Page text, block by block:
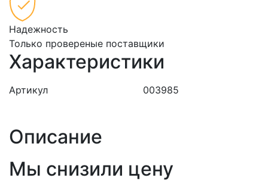
Надежность
Только провереные поставщики
Характеристики
Артикул 003985
Описание
Мы снизили цену